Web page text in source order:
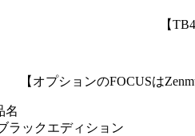
【
【オプションのFOCUSは
名
ラックエディション